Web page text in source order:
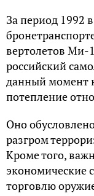
За период 1992
вертолетов Ми-
российский
данный момент
потепление
Оно
разгром
Кроме того,
экономические
торговлю